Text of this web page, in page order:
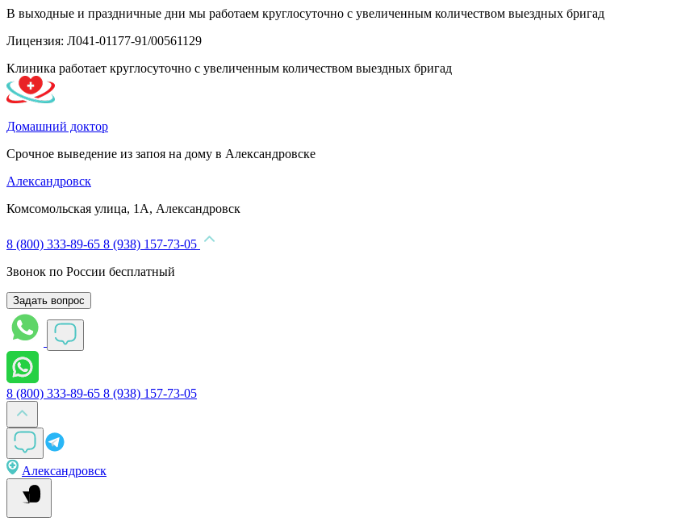
В выходные и праздничные дни мы работаем круглосуточно с увеличенным количеством выездных бригад
Лицензия: Л041-01177-91/00561129
Клиника работает круглосуточно с увеличенным количеством выездных бригад
Домашний доктор
Срочное выведение из запоя на дому в Александровске
Александровск
Комсомольская улица, 1А, Александровск
8 (800) 333-89-65 8 (938) 157-73-05
Звонок по России бесплатный
Задать вопрос
8 (800) 333-89-65 8 (938) 157-73-05
Александровск